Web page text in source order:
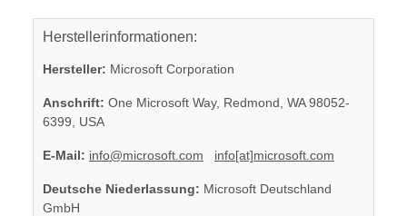
Herstellerinformationen:
Hersteller: Microsoft Corporation
Anschrift: One Microsoft Way, Redmond, WA 98052-
6399, USA
E-Mail: info@microsoft.com info[at]microsoft.com
Deutsche Niederlassung: Microsoft Deutschland
GmbH